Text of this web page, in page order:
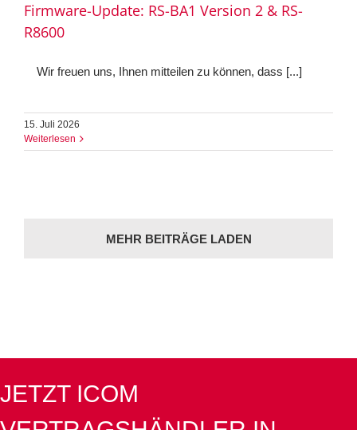
Firmware-Update: RS-BA1 Version 2 & RS-
R8600
Wir freuen uns, Ihnen mitteilen zu können, dass [...]
15. Juli 2026
Weiterlesen
MEHR BEITRÄGE LADEN
JETZT ICOM